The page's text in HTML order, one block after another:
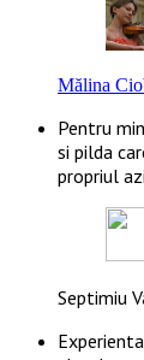
Mălina
Pentru
si pilda
propriul
Septimiu